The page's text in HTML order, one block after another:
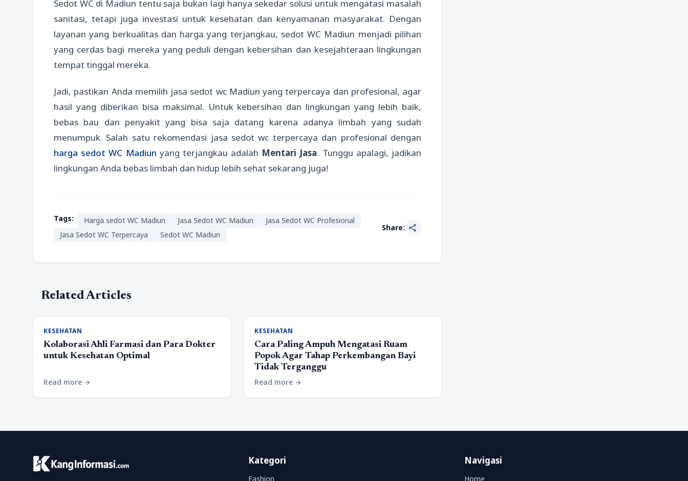
Sedot WC di Madiun tentu saja bukan lagi hanya sekedar solusi untuk mengatasi masalah
sanitasi, tetapi juga investasi untuk kesehatan dan kenyamanan masyarakat. Dengan
layanan yang berkualitas dan harga yang terjangkau, sedot WC Madiun menjadi pilihan
yang cerdas bagi mereka yang peduli dengan kebersihan dan kesejahteraan lingkungan
tempat tinggal mereka.
Jadi, pastikan Anda memilih jasa sedot wc Madiun yang terpercaya dan profesional, agar
hasil yang diberikan bisa maksimal. Untuk kebersihan dan lingkungan yang lebih baik,
bebas bau dan penyakit yang bisa saja datang karena adanya limbah yang sudah
menumpuk. Salah satu rekomendasi jasa sedot wc terpercaya dan profesional dengan
harga sedot WC Madiun yang terjangkau adalah Mentari Jasa. Tunggu apalagi, jadikan
lingkungan Anda bebas limbah dan hidup lebih sehat sekarang juga!
Tags: Harga sedot WC Madiun Jasa Sedot WC Madiun
Jasa Sedot WC Profesional
Jasa Sedot WC Terpercaya
Sedot WC Madiun
Share: share
Related Articles
KESEHATAN
Kolaborasi Ahli Farmasi dan Para Dokter
untuk Kesehatan Optimal
Read more arrow_forward
KESEHATAN
Cara Paling Ampuh Mengatasi Ruam
Popok Agar Tahap Perkembangan Bayi
Tidak Terganggu
Read more arrow_forward
Kategori
Fashion
Navigasi
Home